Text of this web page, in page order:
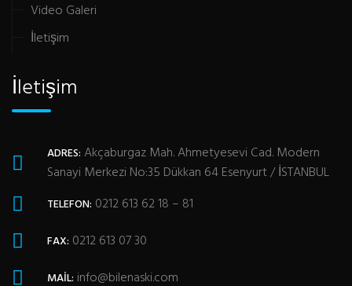
Video Galeri
İletişim
İletişim
ADRES: Akçaburgaz Mah. Ahmetyesevi Cad. Modern
Sanayi Merkezi No:35 Dükkan 64 Esenyurt / İSTANBUL
TELEFON: 0212 613 62 18 – 81
FAX: 0212 613 07 30
MAIL: info@bilenaski.com